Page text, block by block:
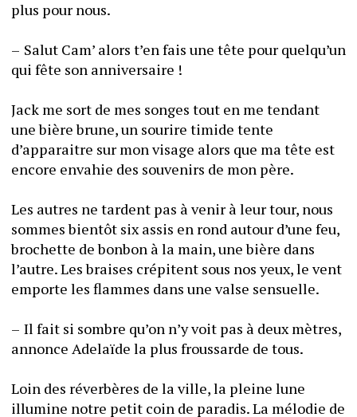
–	Salut Cam’ alors t’en fais une tête pour quelqu’un
Jack me sort de mes songes tout en me tendant
une bière brune, un sourire timide tente
d’apparaitre sur mon visage alors que ma tête est
Les autres ne tardent pas à venir à leur tour, nous
sommes bientôt six assis en rond autour d’une feu,
brochette de bonbon à la main, une bière dans
l’autre. Les braises crépitent sous nos yeux, le vent
–	Il fait si sombre qu’on n’y voit pas à deux mètres,
Loin des réverbères de la ville, la pleine lune
illumine notre petit coin de paradis. La mélodie de